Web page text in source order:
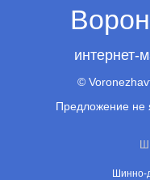
интернет-
©
Предложение не
Шинно-